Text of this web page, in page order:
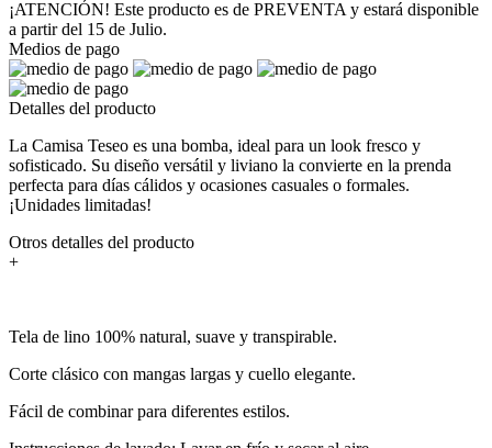
¡ATENCIÓN! Este producto es de PREVENTA y estará disponible
a partir del 15 de Julio.
Medios de pago
Detalles del producto
La Camisa Teseo es una bomba, ideal para un look fresco y
sofisticado. Su diseño versátil y liviano la convierte en la prenda
perfecta para días cálidos y ocasiones casuales o formales.
¡Unidades limitadas!
Otros detalles del producto
+
Tela de lino 100% natural, suave y transpirable.
Corte clásico con mangas largas y cuello elegante.
Fácil de combinar para diferentes estilos.